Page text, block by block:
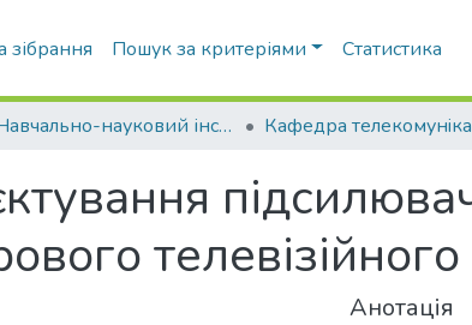
зібрання Пошук за критеріями Статистика
Навчально-науковий інститут телекомунікаційних систем (НН ІТС)
Анотація